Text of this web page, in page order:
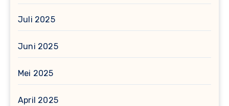
Juli 2025
Juni 2025
Mei 2025
April 2025